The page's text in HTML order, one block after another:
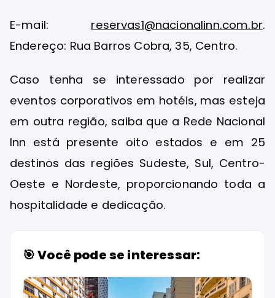
E-mail: reservas1@nacionalinn.com.br.
Endereço: Rua Barros Cobra, 35, Centro.
Caso tenha se interessado por realizar
eventos corporativos em hotéis, mas esteja
em outra região, saiba que a Rede Nacional
Inn está presente oito estados e em 25
destinos das regiões Sudeste, Sul, Centro-
Oeste e Nordeste, proporcionando toda a
hospitalidade e dedicação.
🎯 Você pode se interessar: